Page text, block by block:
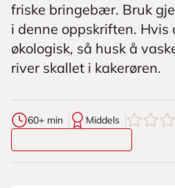
friske bringebær. Bruk
i denne oppskriften. Hvis
økologisk, så husk å
river skallet i kakerøren.
60+ min Middels 0av5